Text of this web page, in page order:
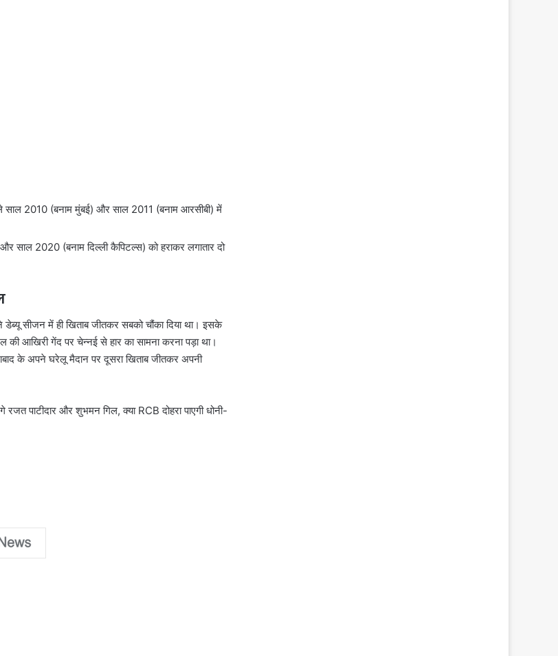
साल 2010 (बनाम मुंबई) और साल 2011 (बनाम आरसीबी) में
साल 2020 (बनाम दिल्ली कैपिटल्स) को हराकर लगातार दो
सीजन में ही खिताब जीतकर सबको चौंका दिया था। इसके
की आखिरी गेंद पर चेन्नई से हार का सामना करना पड़ा था।
के अपने घरेलू मैदान पर दूसरा खिताब जीतकर अपनी
पाटीदार और शुभमन गिल, क्या RCB दोहरा पाएगी धोनी-